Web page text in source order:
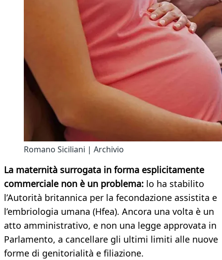
Romano Siciliani | Archivio
La maternità surrogata in forma esplicitamente
commerciale non è un problema: lo ha stabilito
l’Autorità britannica per la fecondazione assistita e
l’embriologia umana (Hfea). Ancora una volta è un
atto amministrativo, e non una legge approvata in
Parlamento, a cancellare gli ultimi limiti alle nuove
forme di genitorialità e filiazione.